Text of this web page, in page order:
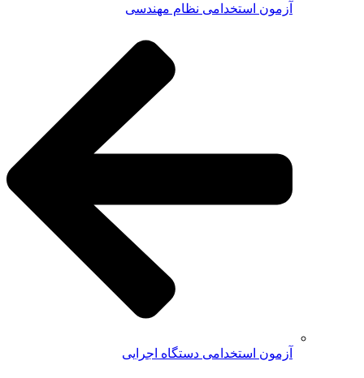
آزمون استخدامی نظام مهندسی
آزمون استخدامی دستگاه اجرایی